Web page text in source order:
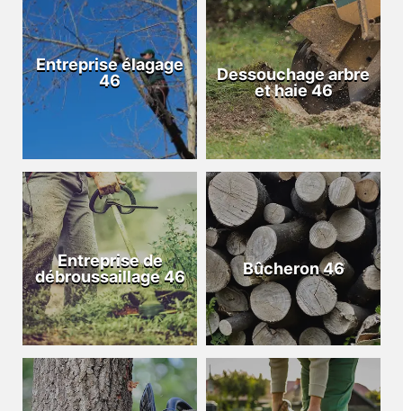
Entreprise élagage
46
Dessouchage arbre
et haie 46
Entreprise de
débroussaillage 46
Bûcheron 46